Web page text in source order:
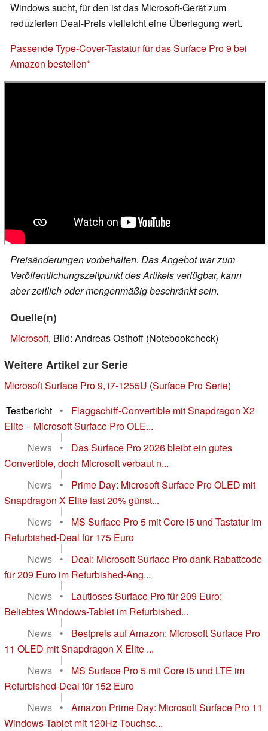
Windows sucht, für den ist das Microsoft-Gerät zum
reduzierten Deal-Preis vielleicht eine Überlegung wert.
Passende Type-Cover-Tastatur für das Surface Pro 9 bei
Amazon bestellen
Preisänderungen vorbehalten. Das Angebot war zum
Veröffentlichungszeitpunkt des Artikels verfügbar, kann
aber zeitlich oder mengenmäßig beschränkt sein.
Quelle(n)
Microsoft, Bild: Andreas Osthoff (Notebookcheck)
Weitere Artikel zur Serie
Microsoft Surface Pro 9, i7-1255U (Surface Pro Serie)
Testbericht
•
Flaggschiff-Convertible mit Snapdragon X2
Elite – Microsoft Surface Pro OLE...
|
News
•
Das Surface Pro 2026 bleibt ein gutes
Convertible, doch Microsoft verbaut n...
|
News
•
Prime Day: Microsoft Surface Pro OLED mit
Snapdragon X Elite fast 20% günst...
|
News
•
MS Surface Pro 5 mit Core i5 und Tastatur im
Refurbished-Deal für 175 Euro
|
News
•
Deal: Microsoft Surface Pro dank Rabattcode
für 209 Euro im Refurbished-Ang...
|
News
•
Lautloses Surface Pro für 209 Euro:
Beliebtes Windows-Tablet im Refurbished...
|
News
•
Bestpreis auf Amazon: Microsoft Surface Pro
11 OLED mit Snapdragon X Elite ...
|
News
•
MS Surface Pro 5 mit Core i5 und LTE im
Refurbished-Deal für 152 Euro
|
News
•
Amazon Prime Day: Microsoft Surface Pro 11
Windows-Tablet mit 120Hz-Touchsc...